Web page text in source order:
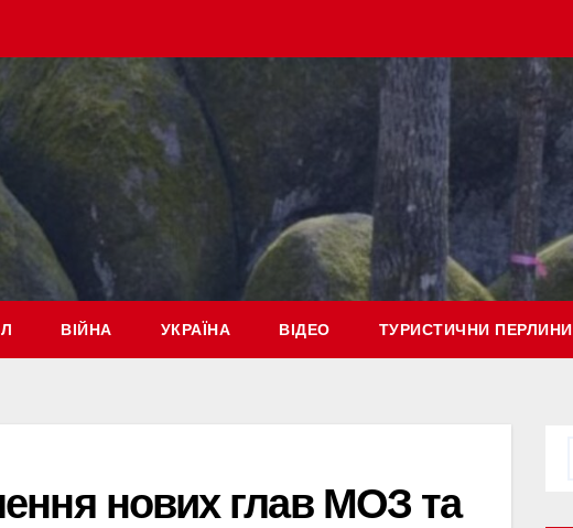
ВІЙНА УКРАЇНА ВІДЕО ТУРИСТИЧНИ ПЕРЛИНИ
нових глав МОЗ та